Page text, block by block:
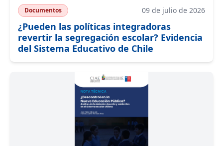
Documentos 09 de julio de 2026
¿Pueden las políticas integradoras
revertir la segregación escolar? Evidencia
del Sistema Educativo de Chile